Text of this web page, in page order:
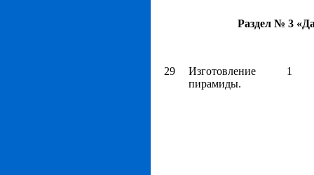
Раздел № 3
29
Изготовление
пирамиды.
1